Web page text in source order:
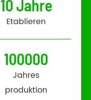
10 Jahre
Etablieren
100000
Jahres
produktion